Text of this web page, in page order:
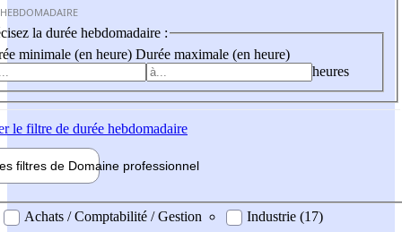
la durée hebdomadaire :
minimale (en heure) Durée maximale (en heure)
heures
le filtre de durée hebdomadaire
filtres de Domaine professionnel
professionel
Achats / Comptabilité / Gestion
Industrie (17)